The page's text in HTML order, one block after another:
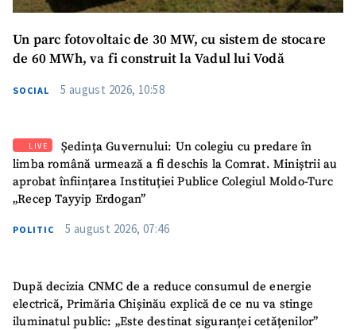
Un parc fotovoltaic de 30 MW, cu sistem de stocare
de 60 MWh, va fi construit la Vadul lui Vodă
SOCIAL 5 august 2026, 10:58
LIVE
Ședința Guvernului: Un colegiu cu predare în
limba română urmează a fi deschis la Comrat. Miniștrii au
aprobat înființarea Instituției Publice Colegiul Moldo-Turc
„Recep Tayyip Erdogan”
POLITIC 5 august 2026, 07:46
După decizia CNMC de a reduce consumul de energie
electrică, Primăria Chișinău explică de ce nu va stinge
iluminatul public: „Este destinat siguranței cetățenilor”